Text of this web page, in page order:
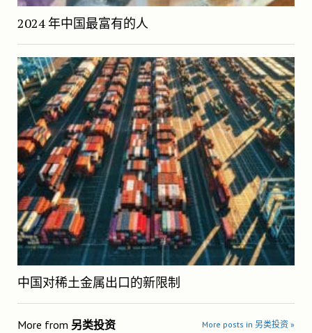
2024 年中国最富有的人
中国对稀土金属出口的新限制
More from 另类投资 More posts in 另类投资 »